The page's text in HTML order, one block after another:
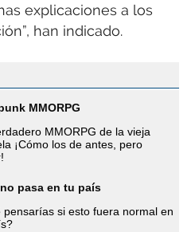
explicaciones a los
han indicado.
MMORPG
MMORPG de la vieja
¡Cómo los de antes, pero
pasa en tu país
pensarías si esto fuera normal en